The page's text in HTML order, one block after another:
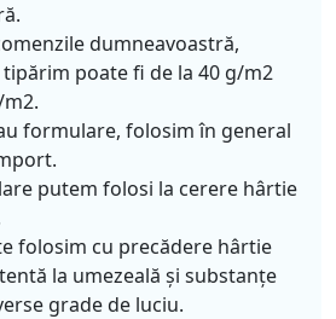
dumneavoastră,
poate fi de la 40 g/m2
formulare, folosim în general
putem folosi la cerere hârtie
folosim cu precădere hârtie
la umezeală şi substanţe
grade de luciu.